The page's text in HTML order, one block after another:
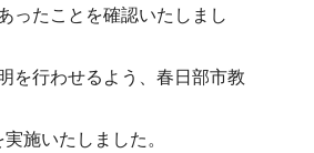
ったことを確認いたしまし
を行わせるよう、春日部市教
施いたしました。